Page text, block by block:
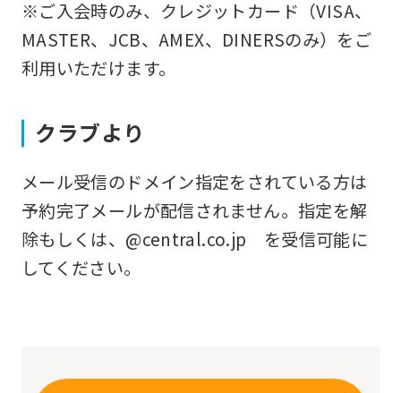
※ご入会時のみ、クレジットカード（VISA、
MASTER、JCB、AMEX、DINERSのみ）をご
利用いただけます。
クラブより
メール受信のドメイン指定をされている方は
予約完了メールが配信されません。指定を解
除もしくは、@central.co.jp を受信可能に
してください。
you
fully
the
service.